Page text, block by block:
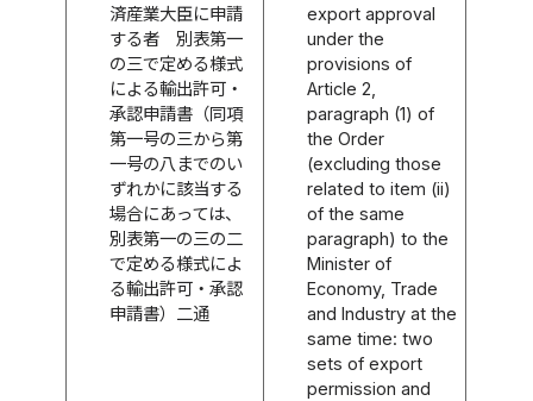
済産業大臣に申請
する者 別表第一
の三で定める様式
による輸出許可・
承認申請書（同項
第一号の三から第
一号の八までのい
ずれかに該当する
場合にあっては、
別表第一の三の二
で定める様式によ
る輸出許可・承認
申請書）二通
export approval
under the
provisions of
Article 2,
paragraph (1) of
the Order
(excluding those
related to item (ii)
of the same
paragraph) to the
Minister of
Economy, Trade
and Industry at the
same time: two
sets of export
permission and